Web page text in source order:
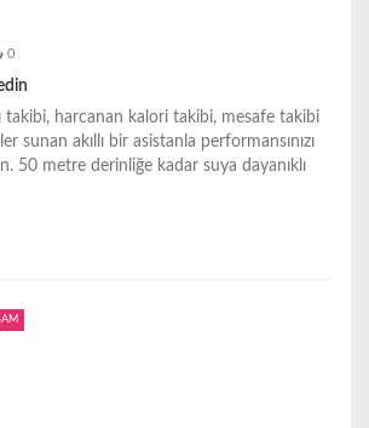
0
takibi, harcanan kalori takibi, mesafe takibi
sunan akıllı bir asistanla performansınızı
50 metre derinliğe kadar suya dayanıklı